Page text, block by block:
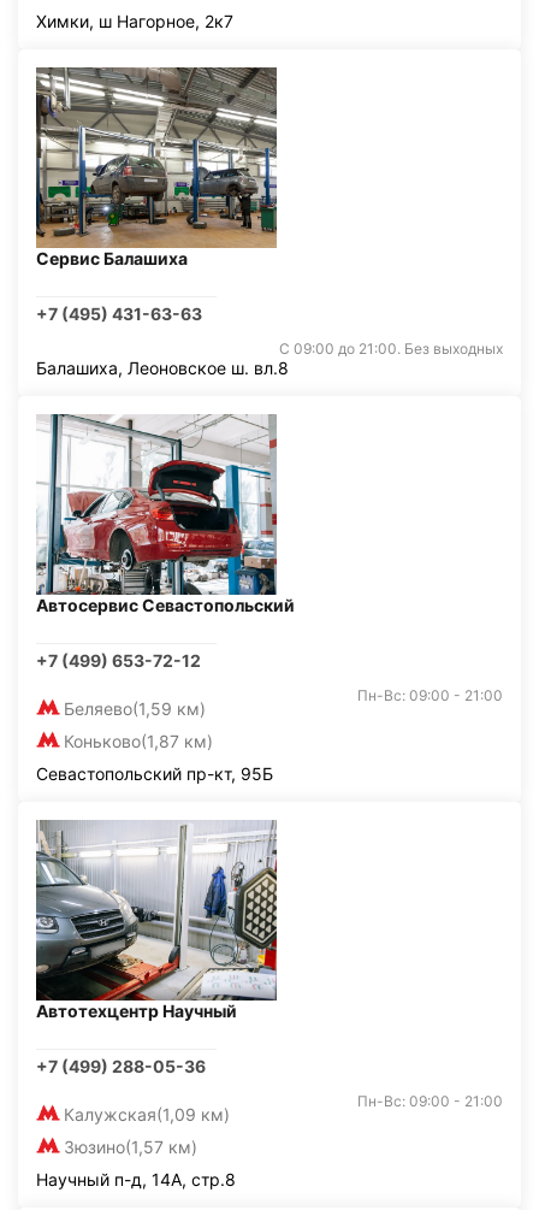
Химки, ш Нагорное, 2к7
Сервис Балашиха
+7 (495) 431-63-63
С 09:00 до 21:00. Без выходных
Балашиха, Леоновское ш. вл.8
Автосервис Севастопольский
+7 (499) 653-72-12
Беляево(1,59 км)
Коньково(1,87 км)
Пн-Вс: 09:00 - 21:00
Севастопольский пр-кт, 95Б
Автотехцентр Научный
+7 (499) 288-05-36
Калужская(1,09 км)
Зюзино(1,57 км)
Пн-Вс: 09:00 - 21:00
Научный п-д, 14А, стр.8